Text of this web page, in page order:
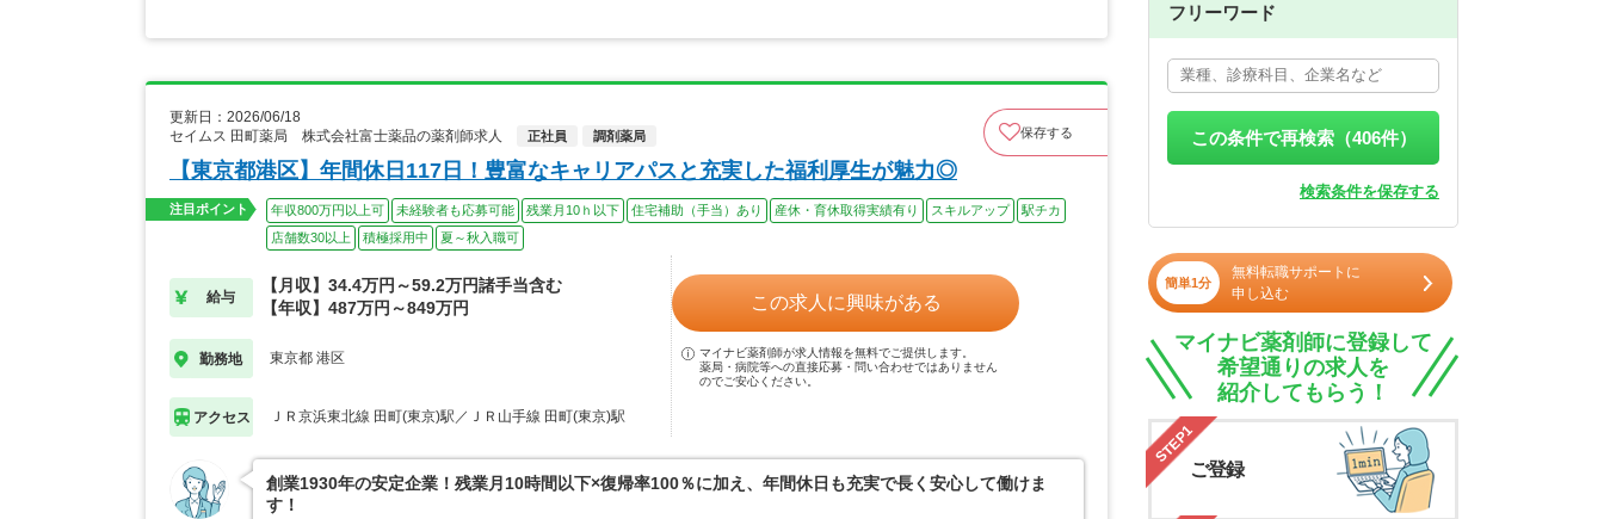
更新日：2026/06/18
セイムス 田町薬局 株式会社富士薬品の薬剤師求人
正社員 調剤薬局 保存する
【東京都港区】年間休日117日！豊富なキャリアパスと充実した福利厚生が魅力◎
注目ポイント 年収800万円以上可 未経験者も応募可能 残業月10ｈ以下 住宅補助（手当）あり 産休・育休取得実績有り スキルアップ
駅チカ
店舗数30以上
積極採用中 夏～秋入職可
給与
【月収】34.4万円～59.2万円諸手当含む
【年収】487万円～849万円
勤務地 東京都 港区
アクセス ＪＲ京浜東北線 田町(東京)駅／ＪＲ山手線 田町(東京)駅
この求人に興味がある
マイナビ薬剤師が求人情報を無料でご提供します。
薬局・病院等への直接応募・問い合わせではありません
のでご安心ください。
創業1930年の安定企業！残業月10時間以下×復帰率100％に加え、年間休日も充実で長く安心して働けま
す！
フリーワード
この条件で再検索（406件）
検索条件を保存する
簡単1分
無料転職サポートに
申し込む
マイナビ薬剤師に登録して
希望通りの求人を
紹介してもらう！
STEP1
ご登録